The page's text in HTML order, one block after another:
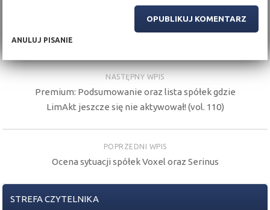
ANULUJ PISANIE
NASTĘPNY WPIS
Premium: Podsumowanie oraz lista spółek gdzie
LimAkt jeszcze się nie aktywował! (vol. 110)
POPRZEDNI WPIS
Ocena sytuacji spółek Voxel oraz Serinus
STREFA CZYTELNIKA